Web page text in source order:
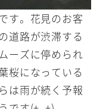
す。花見のお客
道路が渋滞する
ーズに停められ
桜になっている
は雨が続く予報